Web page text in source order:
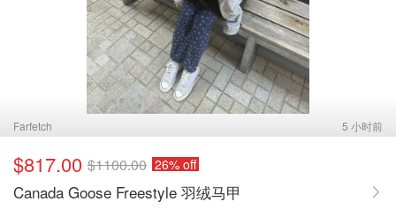
Farfetch 5 小时前
$817.00 $1100.00 26% off
Canada Goose Freestyle 羽绒马甲